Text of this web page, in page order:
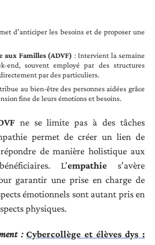
d’anticiper les besoins et de proposer une
aux Familles (ADVF) : Intervient la semaine
end, souvent employé par des structures
par des particuliers.
au bien-être des personnes aidées grâce
fine de leurs émotions et besoins.
ne se limite pas à des tâches
permet de créer un lien de
de manière holistique aux
L’empathies’avère
garantir une prise en charge de
émotionnels sont autant pris en
physiques.
: Cybercollège et élèves dys :